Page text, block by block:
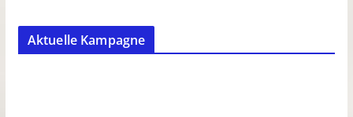
Aktuelle Kampagne